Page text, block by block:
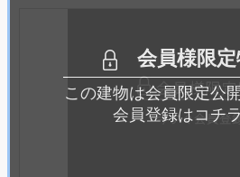
会員様限
この建物は会員限定公
会員登録はコチ